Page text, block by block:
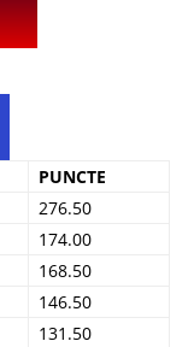
PUNCTE
276.50
174.00
168.50
146.50
131.50